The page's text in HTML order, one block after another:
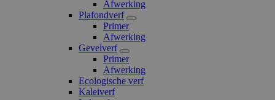
Afwerking
Plafondverf
Primer
Afwerking
Gevelverf
Primer
Afwerking
Ecologische verf
Kaleiverf